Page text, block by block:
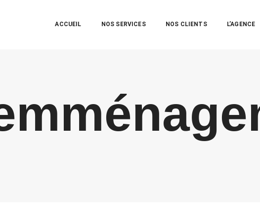
ACCUEIL NOS SERVICES NOS CLIENTS L’AGENCE